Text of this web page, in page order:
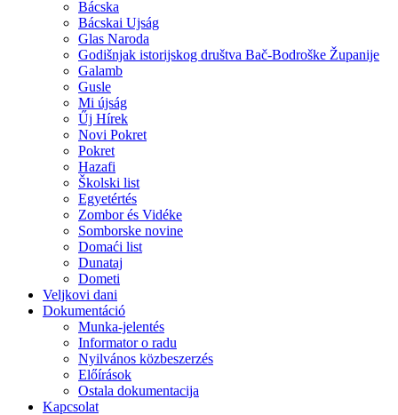
Bácska
Bácskai Ujság
Glas Naroda
Godišnjak istorijskog društva Bač-Bodroške Županije
Galamb
Gusle
Mi újság
Űj Hírek
Novi Pokret
Pokret
Hazafi
Školski list
Egyetértés
Zombor és Vidéke
Somborske novine
Domaći list
Dunataj
Dometi
Veljkovi dani
Dokumentáció
Munka-jelentés
Informator o radu
Nyilvános közbeszerzés
Előírások
Ostala dokumentacija
Kapcsolat